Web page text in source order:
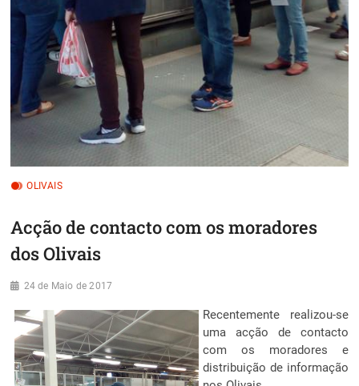
OLIVAIS
Acção de contacto com os moradores
dos Olivais
24 de Maio de 2017
Recentemente realizou-se
uma acção de contacto
com os moradores e
distribuição de informação